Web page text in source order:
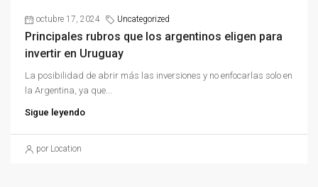
octubre 17, 2024 Uncategorized
Principales rubros que los argentinos eligen para
invertir en Uruguay
La posibilidad de abrir más las inversiones y no enfocarlas solo en
la Argentina, ya que...
Sigue leyendo
por Location